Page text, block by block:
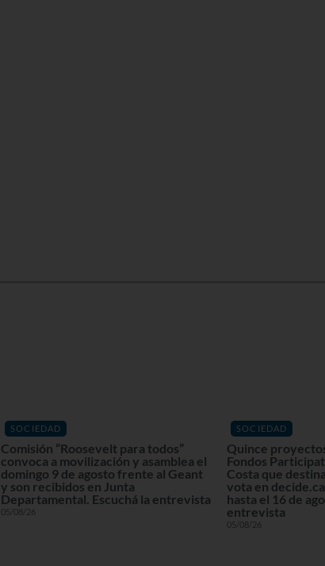
SOCIEDAD
Comisión “Roosevelt para todos”
convoca a movilización y asamblea el
domingo 9 de agosto frente al Geant
y son recibidos en Junta
Departamental. Escuchá la entrevista
05/08/26
SOCIEDAD
Quince
Fondos
Costa que
vota en
hasta el 16 de
entrevista
05/08/26